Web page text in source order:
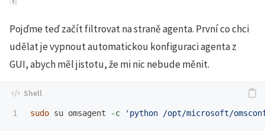
Pojďme teď začít filtrovat na straně agenta. První co chci
udělat je vypnout automatickou konfiguraci agenta z
GUI, abych měl jistotu, že mi nic nebude měnit.
sudo su omsagent -c 'python /opt/microsoft/